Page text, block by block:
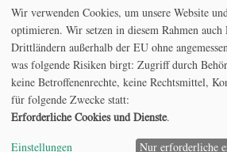
n
o
r
d
n
u
n
n
r
e
m
o
v
a
t
e
l
l
u
n
g
u
Copyright © 2026 FYI
Wir verwenden Cookies, um unsere Website
optimieren. Wir setzen in diesem Rahmen auch
Drittländern außerhalb der EU ohne
was folgende Risiken birgt: Zugriff durch
keine Betroffenenrechte, keine Rechtsmittel,
für folgende Zwecke statt:
Erforderliche Cookies und Dienste.
Einstellungen Nur erforderliche